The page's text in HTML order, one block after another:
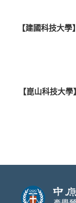
【建國科技大
【崑山科技大